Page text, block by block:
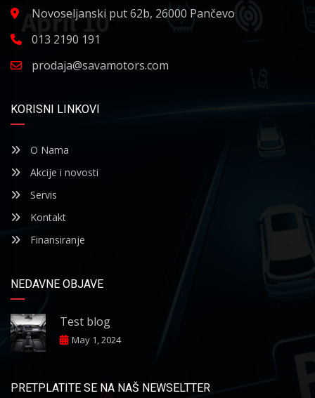
Novoseljanski put 62b, 26000 Pančevo
013 2190 191
prodaja@savamotors.com
KORISNI LINKOVI
O Nama
Akcije i novosti
Servis
Kontakt
Finansiranje
NEDAVNE OBJAVE
Test blog
May 1, 2024
PRETPLATITE SE NA NAŠ NEWSELTTER